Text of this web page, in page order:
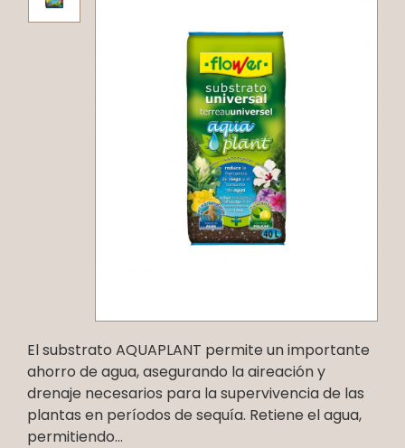
El substrato AQUAPLANT permite un importante
ahorro de agua, asegurando la aireación y
drenaje necesarios para la supervivencia de las
plantas en períodos de sequía. Retiene el agua,
permitiendo...